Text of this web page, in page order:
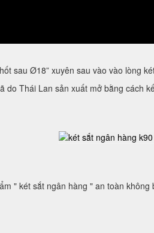
sau Ø18” xuyên sau vào vào lòng
Thái Lan sản xuất mở bằng cách
" két sắt ngân hàng " an toàn không